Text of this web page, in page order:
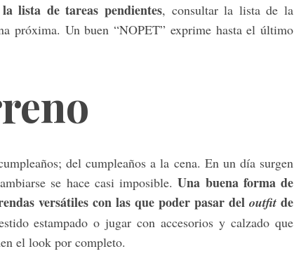
lista de tareas pendientes, consultar la lista de la
próxima. Un buen “NOPET” exprime hasta el último
del cumpleaños a la cena. En un día surgen
se hace casi imposible.Una buena forma de
versátiles con las que poder pasar del outfit de
estampado o jugar con accesorios y calzado que
el look por completo.